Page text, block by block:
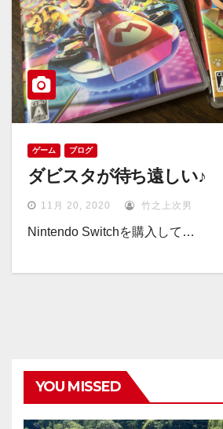
ゲーム ブログ
ダビスタが待ち遠しい♪
11月 20, 2020 竹之上次男
Nintendo Switchを購入して…
YOU MISSED